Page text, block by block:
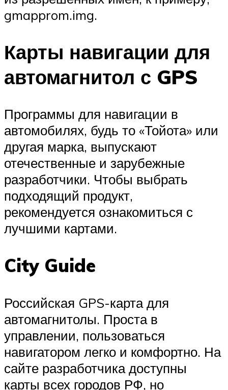
gmapprom.img.
Карты навигации для
автомагнитол с GPS
Программы для навигации в
автомобилях, будь то «Тойота» или
другая марка, выпускают
отечественные и зарубежные
разработчики. Чтобы выбрать
подходящий продукт,
рекомендуется ознакомиться с
лучшими картами.
City Guide
Российская GPS-карта для
автомагнитолы. Проста в
управлении, пользоваться
навигатором легко и комфортно. На
сайте разработчика доступны
карты всех городов РФ, но